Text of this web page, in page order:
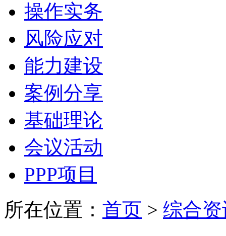
操作实务
风险应对
能力建设
案例分享
基础理论
会议活动
PPP项目
所在位置： 首页 > 综合